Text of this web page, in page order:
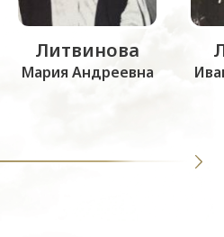
Литвинова
Мария Андреевна